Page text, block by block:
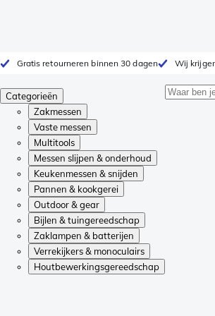
Gratis retourneren binnen 30 dagen Wij
Categorieën
Zakmessen
Vaste messen
Multitools
Messen slijpen & onderhoud
Keukenmessen & snijden
Pannen & kookgerei
Outdoor & gear
Bijlen & tuingereedschap
Zaklampen & batterijen
Verrekijkers & monoculairs
Houtbewerkingsgereedschap